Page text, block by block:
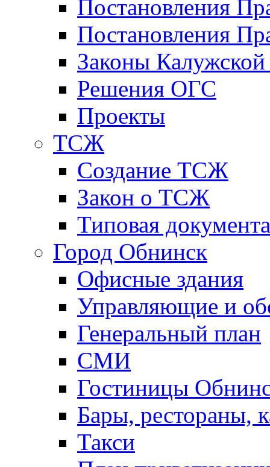
Постановления
Постановления
Законы Калужской
Решения ОГС
Проекты
ТСЖ
Создание ТСЖ
Закон о ТСЖ
Типовая
Город Обнинск
Офисные здания
Управляющие и
Генеральный план
СМИ
Гостиницы
Бары, рестораны,
Такси